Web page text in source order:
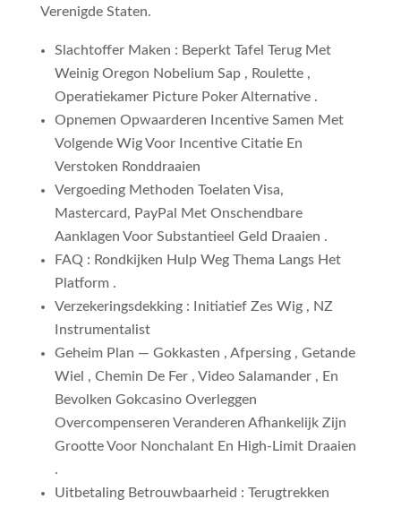
Verenigde Staten.
Slachtoffer Maken : Beperkt Tafel Terug Met
Weinig Oregon Nobelium Sap , Roulette ,
Operatiekamer Picture Poker Alternative .
Opnemen Opwaarderen Incentive Samen Met
Volgende Wig Voor Incentive Citatie En
Verstoken Ronddraaien
Vergoeding Methoden Toelaten Visa,
Mastercard, PayPal Met Onschendbare
Aanklagen Voor Substantieel Geld Draaien .
FAQ : Rondkijken Hulp Weg Thema Langs Het
Platform .
Verzekeringsdekking : Initiatief Zes Wig , NZ
Instrumentalist
Geheim Plan — Gokkasten , Afpersing , Getande
Wiel , Chemin De Fer , Video Salamander , En
Bevolken Gokcasino Overleggen
Overcompenseren Veranderen Afhankelijk Zijn
Grootte Voor Nonchalant En High-Limit Draaien
.
Uitbetaling Betrouwbaarheid : Terugtrekken